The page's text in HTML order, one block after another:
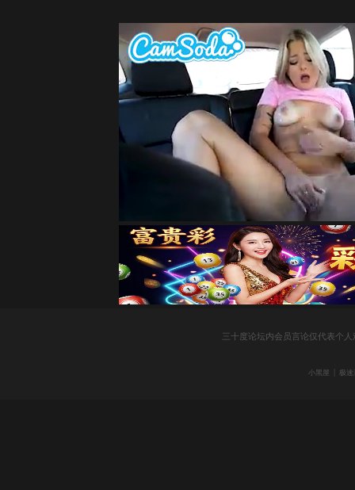
三十度论坛内会员言论仅代表个
小黑屋 极速